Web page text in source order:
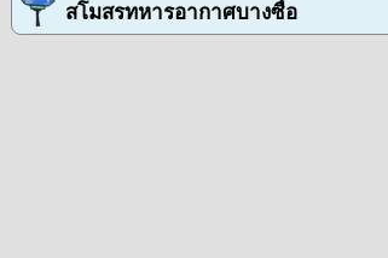
สโมสรทหารอากาศบางซื่อ